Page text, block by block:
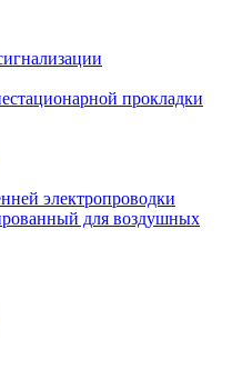
прокладки
электропроводки
для воздушных